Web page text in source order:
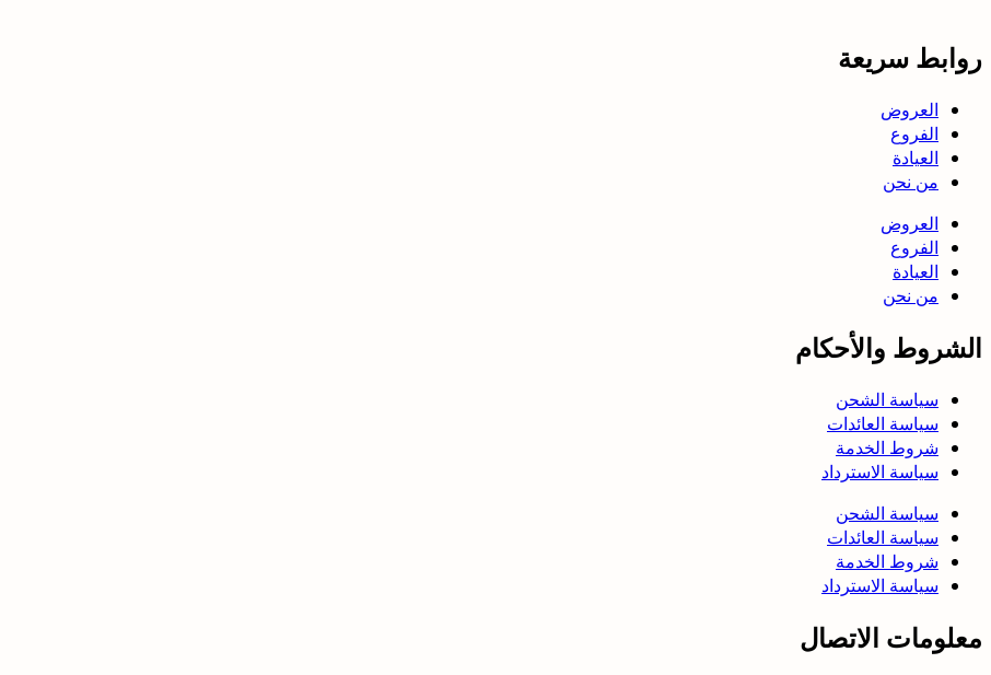
روابط سريعة
العروض
الفروع
العيادة
من نحن
العروض
الفروع
العيادة
من نحن
الشروط والأحكام
سياسة الشحن
سياسة العائدات
شروط الخدمة
سياسة الاسترداد
سياسة الشحن
سياسة العائدات
شروط الخدمة
سياسة الاسترداد
معلومات الاتصال